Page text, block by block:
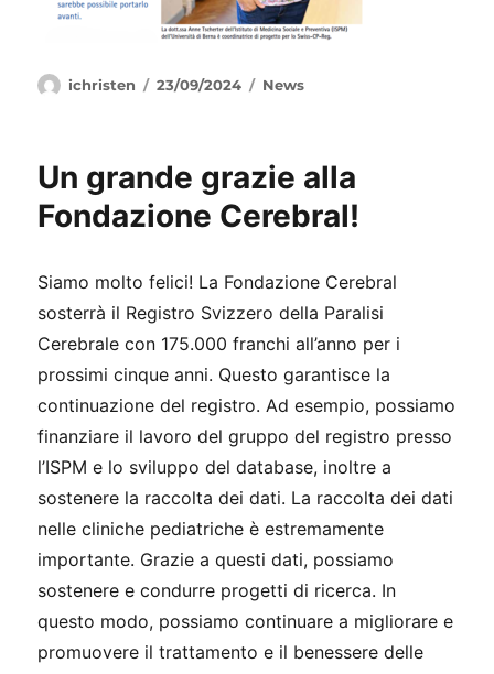
Autore
ichristen
Pubblicato
23/09/2024 Categorie
News
Un grande grazie alla
Fondazione Cerebral!
Siamo molto felici! La Fondazione Cerebral
sosterrà il Registro Svizzero della Paralisi
Cerebrale con 175.000 franchi all’anno per i
prossimi cinque anni. Questo garantisce la
continuazione del registro. Ad esempio, possiamo
finanziare il lavoro del gruppo del registro presso
l’ISPM e lo sviluppo del database, inoltre a
sostenere la raccolta dei dati. La raccolta dei dati
nelle cliniche pediatriche è estremamente
importante. Grazie a questi dati, possiamo
sostenere e condurre progetti di ricerca. In
questo modo, possiamo continuare a migliorare e
promuovere il trattamento e il benessere delle